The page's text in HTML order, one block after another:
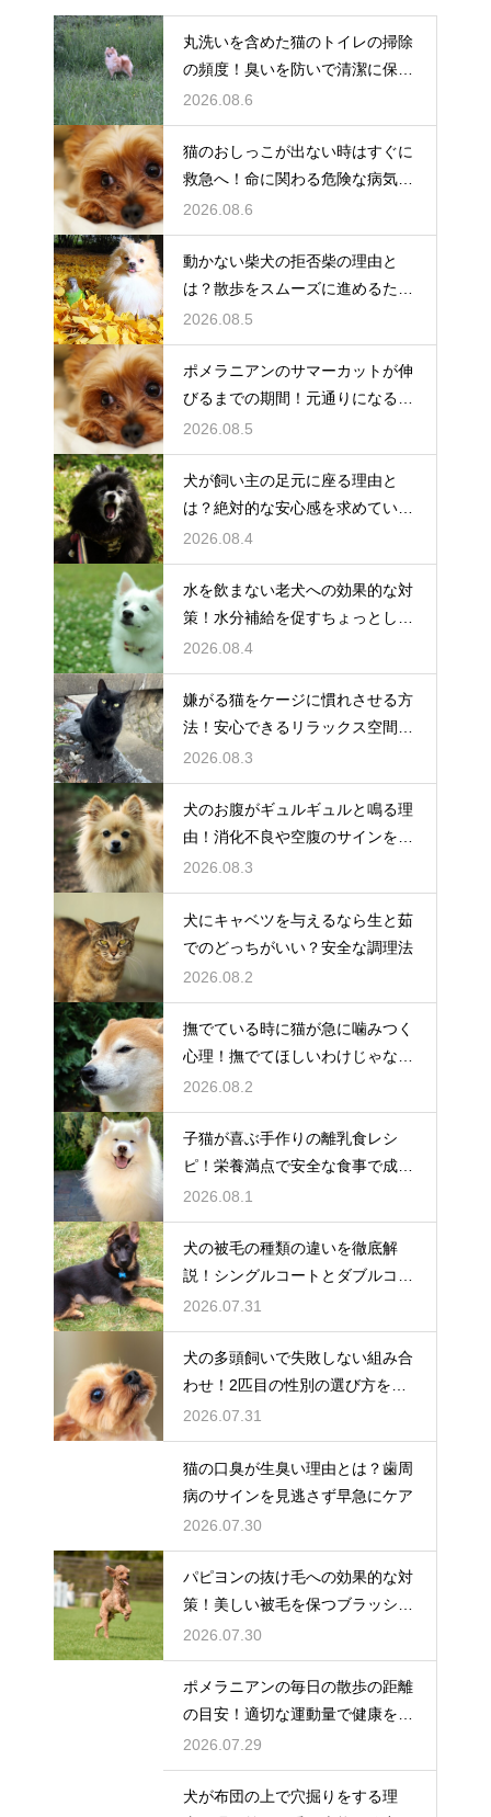
丸洗いを含めた猫のトイレの掃除
の頻度！臭いを防いで清潔に保つ
コツ
2026.08.6
猫のおしっこが出ない時はすぐに
救急へ！命に関わる危険な病気と
は
2026.08.6
動かない柴犬の拒否柴の理由と
は？散歩をスムーズに進めるため
の対策
2026.08.5
ポメラニアンのサマーカットが伸
びるまでの期間！元通りになるの
か
2026.08.5
犬が飼い主の足元に座る理由と
は？絶対的な安心感を求めている
心理
2026.08.4
水を飲まない老犬への効果的な対
策！水分補給を促すちょっとした
工夫
2026.08.4
嫌がる猫をケージに慣れさせる方
法！安心できるリラックス空間の
作り方
2026.08.3
犬のお腹がギュルギュルと鳴る理
由！消化不良や空腹のサインを解
説
2026.08.3
犬にキャベツを与えるなら生と茹
でのどっちがいい？安全な調理法
2026.08.2
撫でている時に猫が急に噛みつく
心理！撫でてほしいわけじゃな
い？
2026.08.2
子猫が喜ぶ手作りの離乳食レシ
ピ！栄養満点で安全な食事で成長
を応援
2026.08.1
犬の被毛の種類の違いを徹底解
説！シングルコートとダブルコー
トの謎
2026.07.31
犬の多頭飼いで失敗しない組み合
わせ！2匹目の性別の選び方を解
説
2026.07.31
猫の口臭が生臭い理由とは？歯周
病のサインを見逃さず早急にケア
2026.07.30
パピヨンの抜け毛への効果的な対
策！美しい被毛を保つブラッシン
グ
2026.07.30
ポメラニアンの毎日の散歩の距離
の目安！適切な運動量で健康を維
持
2026.07.29
犬が布団の上で穴掘りをする理